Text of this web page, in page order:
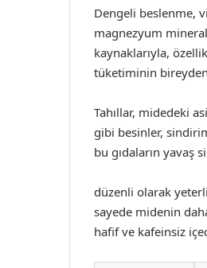
Dengeli beslenme,
magnezyum
kaynaklarıyla,
tüketiminin
Tahıllar, midedeki
gibi besinler,
bu gıdaların yavaş
düzenli olarak
sayede midenin
hafif ve kafeinsiz